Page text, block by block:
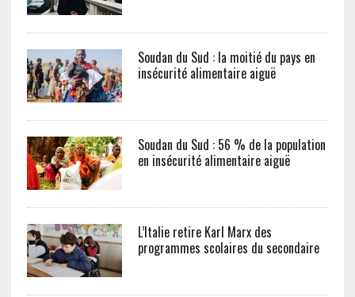
Soudan du Sud : la moitié du pays en
insécurité alimentaire aiguë
Soudan du Sud : 56 % de la population
en insécurité alimentaire aiguë
L’Italie retire Karl Marx des
programmes scolaires du secondaire